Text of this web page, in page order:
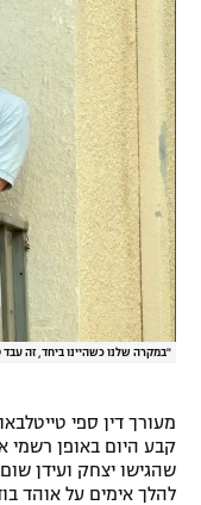
"במקרה שלנו כשהיינו ביחד, זה
מעורך דין ספי
קבע היום באופן רשמי
שהגישו יצחק ועידן
להלך אימים על אוהד